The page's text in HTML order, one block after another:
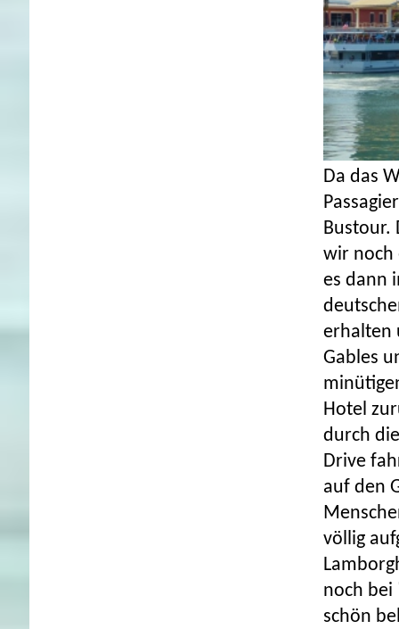
Da das
Bustour.
wir noch
es dann
erhalten
Gables
Hotel
durch
Drive
auf den
völlig
noch bei
schön